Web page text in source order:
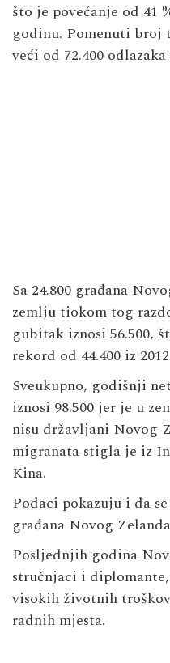
što je povećanje od 41
godinu. Pomenuti broj
veći od 72.400
Sa 24.800 građana
zemlju tiokom tog
gubitak iznosi 56.500,
rekord od 44.400 iz
Sveukupno, godišnji
iznosi 98.500 jer je u
nisu državljani Novog
migranata stigla je iz
Kina.
Podaci pokazuju i da
građana Novog
Posljednjih godina
stručnjaci i
visokih životnih
radnih mjesta.